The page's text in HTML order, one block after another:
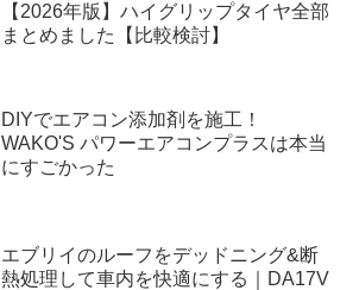
【2026年版】ハイグリップタイヤ全部
まとめました【比較検討】
DIYでエアコン添加剤を施工！
WAKO'S パワーエアコンプラスは本当
にすごかった
エブリイのルーフをデッドニング&断
熱処理して車内を快適にする｜DA17V